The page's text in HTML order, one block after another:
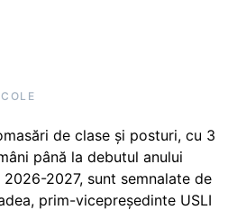
de clase și posturi, cu 3
până la debutul anului
2026-2027, sunt semnalate de
prim-vicepreședinte USLI